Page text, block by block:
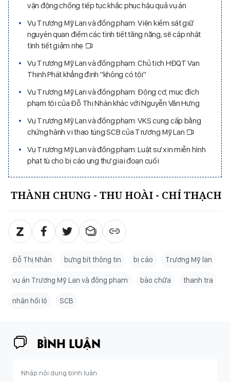
vận động chồng tiếp tục khắc phục hậu quả vụ án
Vụ Trương Mỹ Lan và đồng phạm: Viện kiểm sát giữ
nguyên quan điểm các tình tiết tăng nặng, sẽ cập nhật
tình tiết giảm nhẹ
Vụ Trương Mỹ Lan và đồng phạm: Chủ tịch HĐQT Vạn
Thịnh Phát khẳng định "không có tội"
Vụ Trương Mỹ Lan và đồng phạm: Động cơ, mục đích
phạm tội của Đỗ Thị Nhàn khác với Nguyễn Văn Hưng
Vụ Trương Mỹ Lan và đồng phạm: VKS cung cấp bằng
chứng hành vi thao túng SCB của Trương Mỹ Lan
Vụ Trương Mỹ Lan và đồng phạm: Luật sư xin miễn hình
phạt tù cho bị cáo ung thư giai đoạn cuối
THÀNH CHUNG - THU HOÀI - CHÍ THẠCH
Đỗ Thị Nhàn bưng bít thông tin bị cáo Trương Mỹ lan
vụ án Trương Mỹ Lan và đồng phạm bào chữa thanh tra
nhận hối lộ SCB
BÌNH LUẬN